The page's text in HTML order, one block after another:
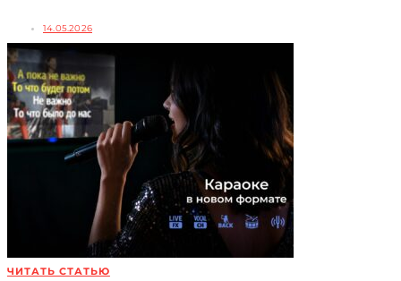
14.05.2026
ЧИТАТЬ СТАТЬЮ